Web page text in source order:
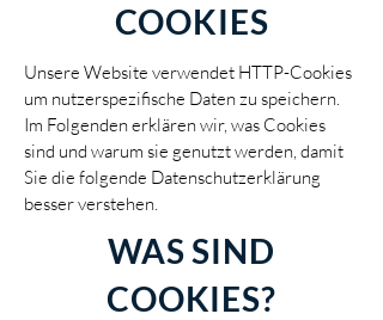
COOKIES
Unsere Website verwendet HTTP-Cookies
um nutzerspezifische Daten zu speichern.
Im Folgenden erklären wir, was Cookies
sind und warum sie genutzt werden, damit
Sie die folgende Datenschutzerklärung
besser verstehen.
WAS SIND
COOKIES?